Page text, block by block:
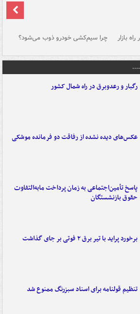
بازار چرا سیم‌کشی خودرو ذوب می‌شود؟
رگبار و رعدوبرق در راه شمال کشور
عکس‌های دیده نشده از رفاقت دو فرمانده‌ موشکی
پاسخ تأمین‌اجتماعی به زمان پرداخت مابه‌التفاوت
حقوق بازنشستگان
برخورد پراید با تیر برق ۲ فوتی بر جای گذاشت
تنظیم قولنامه برای اسناد سبزرنگ ممنوع شد